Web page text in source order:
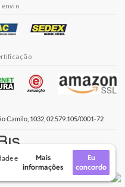
e
Mais
informações
Eu
concordo
envio
Camilo, 1032, 02.579.105/0001-72
de e-commerce do Brasil.